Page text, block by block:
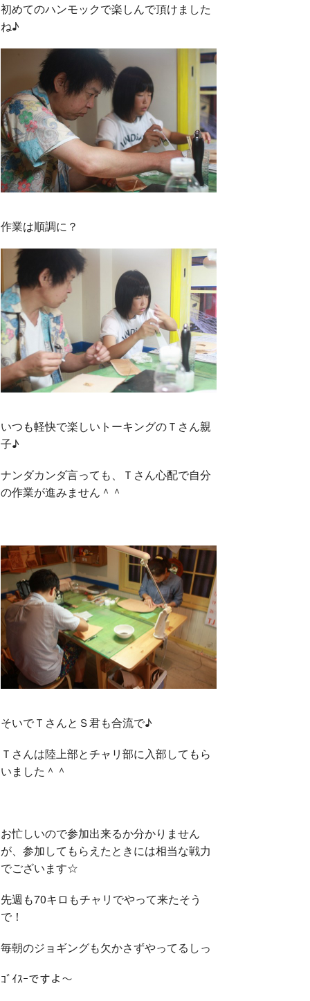
初めてのハンモックで楽しんで頂けました
ね♪
作業は順調に？
いつも軽快で楽しいトーキングのＴさん親
子♪
ナンダカンダ言っても、Ｔさん心配で自分
の作業が進みません＾＾
そいでＴさんとＳ君も合流で♪
Ｔさんは陸上部とチャリ部に入部してもら
いました＾＾
お忙しいので参加出来るか分かりません
が、参加してもらえたときには相当な戦力
でございます☆
先週も70キロもチャリでやって来たそう
で！
毎朝のジョギングも欠かさずやってるしっ
ｺﾞｲｽｰですよ～